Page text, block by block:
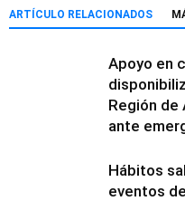
ARTÍCULO RELACIONADOS
Apoyo en
Región de
ante
Hábitos
eventos